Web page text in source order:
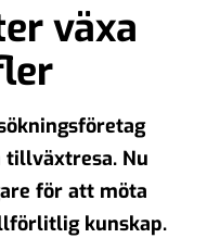
växa
tillväxtresa. Nu
för att möta
kunskap.